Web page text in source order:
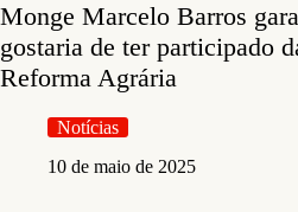
Monge Marcelo Barros
gostaria de ter participado
Reforma Agrária
Notícias
10 de maio de 2025